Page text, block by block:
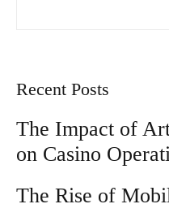
Recent Posts
The Impact of
on Casino
The Rise of